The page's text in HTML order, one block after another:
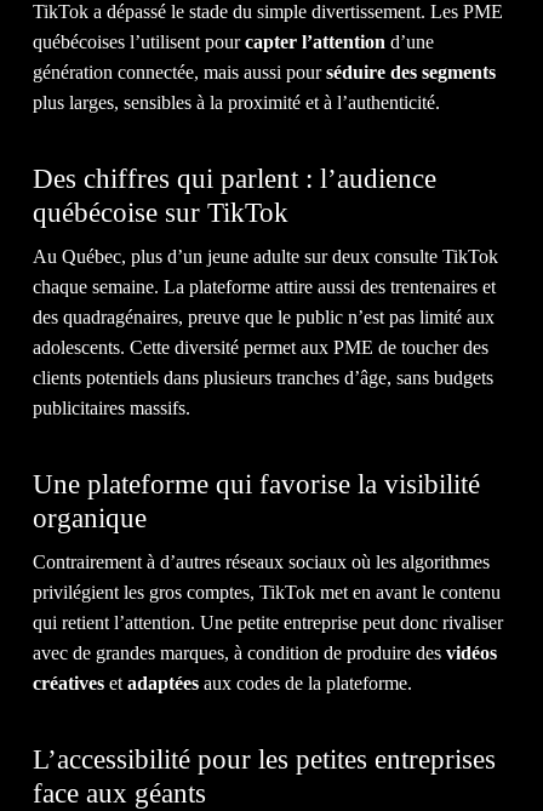
TikTok a dépassé le stade du simple divertissement. Les PME
québécoises l’utilisent pourcapter l’attention d’une
génération connectée, mais aussi pourséduire des segments
plus larges, sensibles à la proximité et à l’authenticité.
Des chiffres qui parlent : l’audience
québécoise sur TikTok
Au Québec, plus d’un jeune adulte sur deux consulte TikTok
chaque semaine. La plateforme attire aussi des trentenaires et
des quadragénaires, preuve que le public n’est pas limité aux
adolescents. Cette diversité permet aux PME de toucher des
clients potentiels dans plusieurs tranches d’âge, sans budgets
publicitaires massifs.
Une plateforme qui favorise la visibilité
organique
Contrairement à d’autres réseaux sociaux où les algorithmes
privilégient les gros comptes, TikTok met en avant le contenu
qui retient l’attention. Une petite entreprise peut donc rivaliser
avec de grandes marques, à condition de produire des vidéos
créatives et adaptées aux codes de la plateforme.
L’accessibilité pour les petites entreprises
face aux géants